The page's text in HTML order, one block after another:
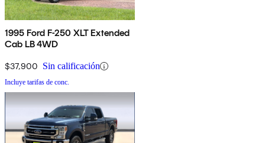
1995 Ford F-250 XLT Extended
Cab LB 4WD
$37,900 Sin calificación
Incluye tarifas de conc.